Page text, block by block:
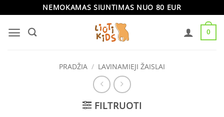
content
NEMOKAMAS SIUNTIMAS NUO 80 EUR
0
PRADŽIA / LAVINAMIEJI ŽAISLAI
FILTRUOTI